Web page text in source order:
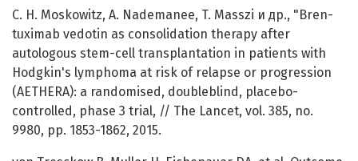
C. H. Moskowitz, A. Nademanee, T. Masszi и др., "Bren-
tuximab vedotin as consolidation therapy after
autologous stem-cell transplantation in patients with
Hodgkin's lymphoma at risk of relapse or progression
(AETHERA): a randomised, doubleblind, placebo-
controlled, phase 3 trial, // The Lancet, vol. 385, no.
9980, pp. 1853-1862, 2015.